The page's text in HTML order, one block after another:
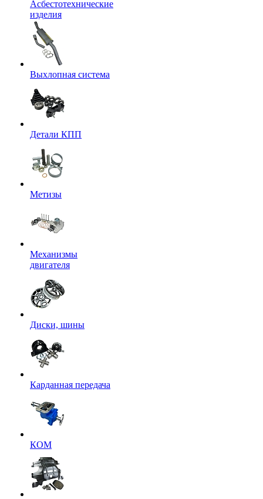
Асбестотехнические
изделия
Выхлопная система
Детали КПП
Метизы
Механизмы
двигателя
Диски, шины
Карданная передача
КОМ